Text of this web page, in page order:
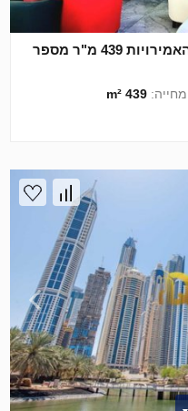
חנות ב Al Nahda, Dubai, איחוד האמירויות 439 מ"ר מספר
439 m²